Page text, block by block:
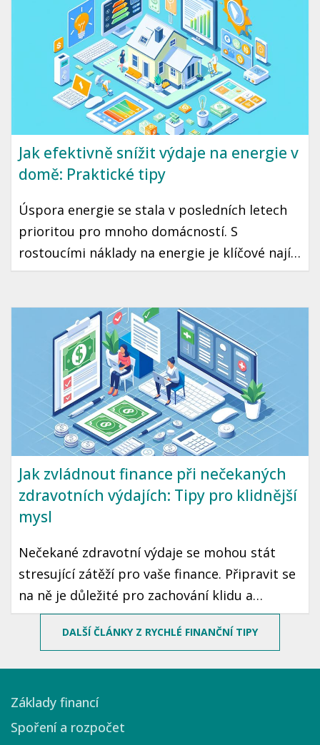
hned dnes.
Jak efektivně snížit výdaje na energie v
domě: Praktické tipy
Úspora energie se stala v posledních letech
prioritou pro mnoho domácností. S
rostoucími náklady na energie je klíčové najít
způsoby, jak efektivně snížit spotřebu bez
praktické tipy, které vám pomohou ušetřit
peníze a zároveň přispět k ochraně životního
prostředí.
Jak zvládnout finance při nečekaných
zdravotních výdajích: Tipy pro klidnější
mysl
Nečekané zdravotní výdaje se mohou stát
stresující zátěží pro vaše finance. Připravit se
na ně je důležité pro zachování klidu a
stability. V tomto článku najdete několik
praktických tipů, jak zvládnout neočekávané
DALŠÍ ČLÁNKY Z RYCHLÉ FINANČNÍ TIPY
Základy financí
Spoření a rozpočet